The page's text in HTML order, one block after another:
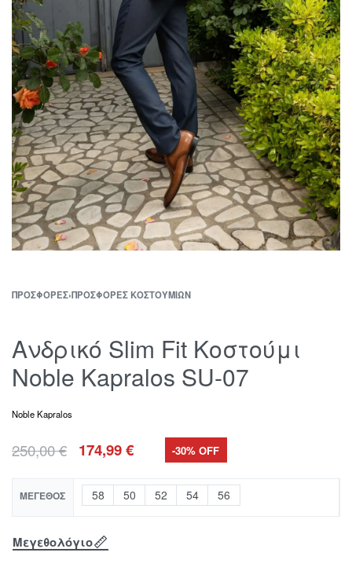
ΠΡΟΣΦΟΡΈΣ›ΠΡΟΣΦΟΡΈΣ ΚΟΣΤΟΥΜΙΏΝ
Ανδρικό Slim Fit Κοστούμι
Noble Kapralos SU-07
Noble Kapralos
250,00€ 174,99€ -30% OFF
ΜΈΓΕΘΟΣ 58 50 52 54 56
Μεγεθολόγιο